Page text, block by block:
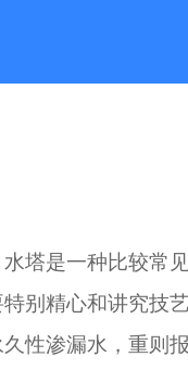
水塔是一种比较常
别精心和讲究技
性渗漏水，重则